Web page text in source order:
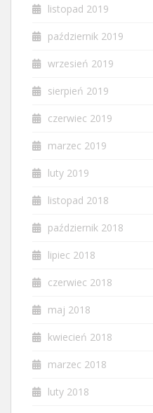
listopad 2019
październik 2019
wrzesień 2019
sierpień 2019
czerwiec 2019
marzec 2019
luty 2019
listopad 2018
październik 2018
lipiec 2018
czerwiec 2018
maj 2018
kwiecień 2018
marzec 2018
luty 2018